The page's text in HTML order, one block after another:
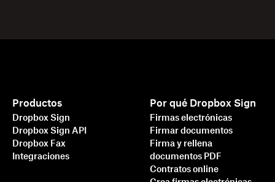
Productos
Dropbox Sign
Dropbox Sign API
Dropbox Fax
Integraciones
Por qué Dropbox Sign
Firmas electrónicas
Firmar documentos
Firma y rellena
documentos PDF
Contratos online